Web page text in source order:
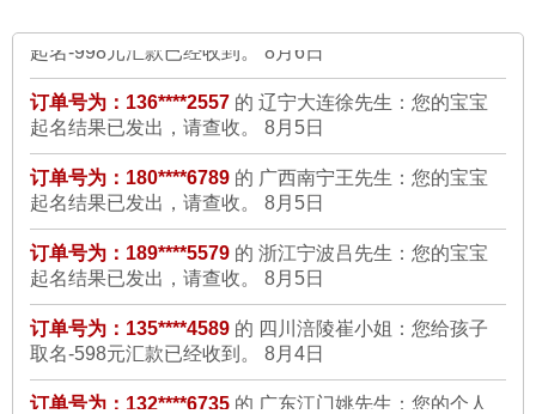
了。谢谢毛老师专业的服务。8月6日
订单号为：139****3405 的 杨先生：我选的是毛老师亲自来起得
A2：598的一款服务，起名完全符合了我的要求,朗朗上口,寓意
美好,而且在网上打分都有97分，真的很谢谢毛老师，我日后一定
介绍我的客户给你们公司8月5日
订单号为：159****7498 的 刘先生：
说实话，我最开始还是有点
担心的，因为毕竟网上的骗子网站很多，但是看到贵公司是支付
宝商家的诚信认证商家后，并且可以先将钱付到支付宝公司，我
就选择了贵公司最好的一款服务，A4的，1498啊，当时家人都
订单号为：136****2557的 辽宁大连徐先生：您的宝宝
起名结果已发出，请查收。8月5日
订单号为：180****6789的 广西南宁王先生：您的宝宝
起名结果已发出，请查收。8月5日
订单号为：189****5579的 浙江宁波吕先生：您的宝宝
起名结果已发出，请查收。8月5日
订单号为：135****4589的 四川涪陵崔小姐：您给孩子
取名-598元汇款已经收到。8月4日
订单号为：132****6735的 广东江门姚先生：您的个人
改名-898元汇款已经收到。8月4日